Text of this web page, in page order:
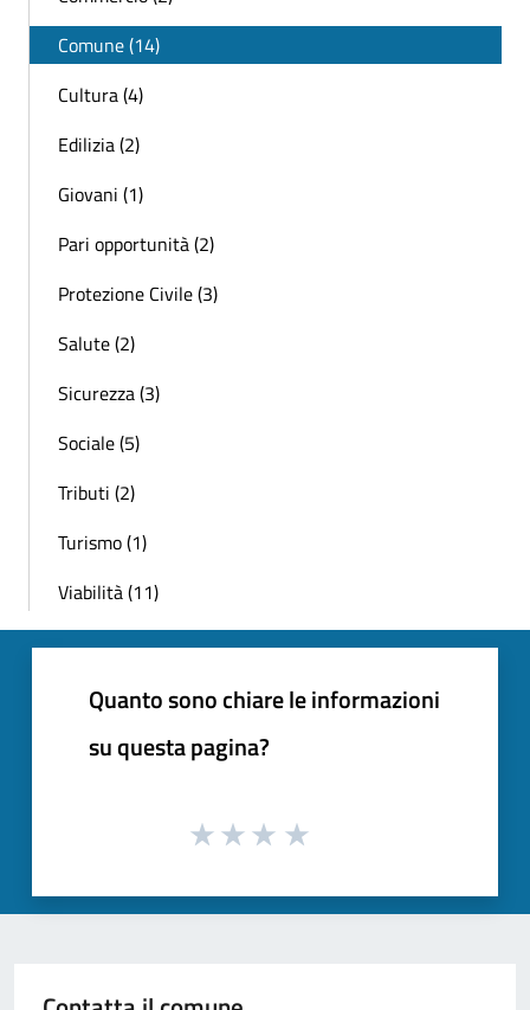
Comune (14)
Cultura (4)
Edilizia (2)
Giovani (1)
Pari opportunità (2)
Protezione Civile (3)
Salute (2)
Sicurezza (3)
Sociale (5)
Tributi (2)
Turismo (1)
Viabilità (11)
Quanto sono chiare le informazioni
su questa pagina?